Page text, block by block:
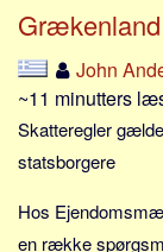
Lande
Tyrkiet
Spanien
Frankrig
Norge
John
~11 minutters
Skatteregler
statsborgere
Hos
en række